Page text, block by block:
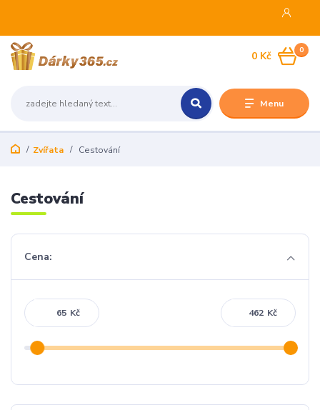
Menu
0
0 Kč
Zvířata Cestování
Cestování
Cena:
Kč Kč